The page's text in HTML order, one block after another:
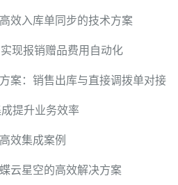
效入库单同步的技术方案
现报销赠品费用自动化
案：销售出库与直接调拨单对接
提升业务效率
效集成案例
云星空的高效解决方案